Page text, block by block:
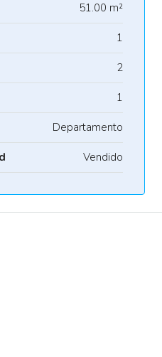
51.00 m²
1
2
1
Departamento
Vendido